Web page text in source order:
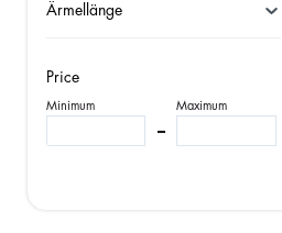
Ärmellänge
Price
Minimum
–
Maximum